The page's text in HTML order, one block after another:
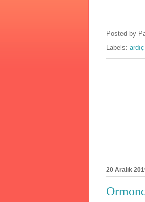
Posted by
Labels: ardıç
20 Aralık